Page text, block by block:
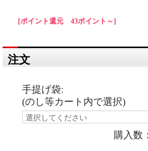
[ポイント還元 43ポイント～]
注文
手提げ袋:
(のし等カート内で選択)
購入数：